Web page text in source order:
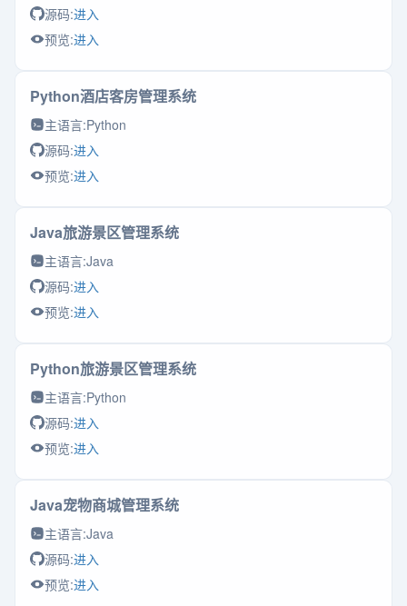
源码:进入
预览:进入
Python酒店客房管理系统
主语言:Python
源码:进入
预览:进入
Java旅游景区管理系统
主语言:Java
源码:进入
预览:进入
Python旅游景区管理系统
主语言:Python
源码:进入
预览:进入
Java宠物商城管理系统
主语言:Java
源码:进入
预览:进入